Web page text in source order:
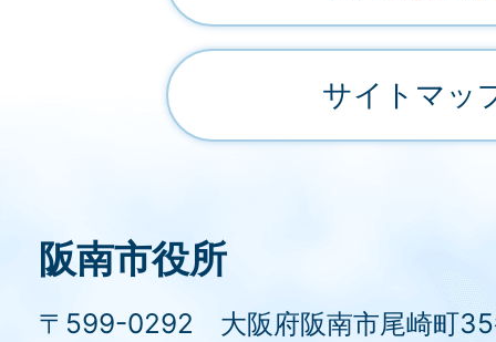
サイトマッ
阪南市役所
〒599-0292 大阪府阪南市尾崎町35